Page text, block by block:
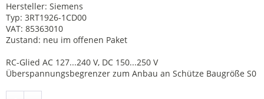
Hersteller: Siemens
Typ: 3RT1926-1CD00
VAT: 85363010
Zustand: neu im offenen Paket
RC-Glied AC 127...240 V, DC 150...250 V
Überspannungsbegrenzer zum Anbau an Schütze Baugröße S0